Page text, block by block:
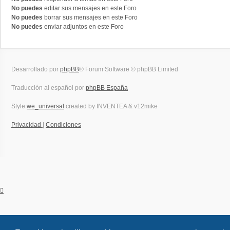
No puedes editar sus mensajes en este Foro
No puedes borrar sus mensajes en este Foro
No puedes enviar adjuntos en este Foro
Desarrollado por phpBB® Forum Software © phpBB Limited
Traducción al español por phpBB España
Style we_universal created by INVENTEA & v12mike
Privacidad Condiciones